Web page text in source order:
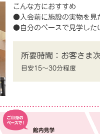
こんな方におすすめ
●入会前に施設の実物を見
●自分のペースで見学した
所要時間： お客さま
目安15〜30分程度